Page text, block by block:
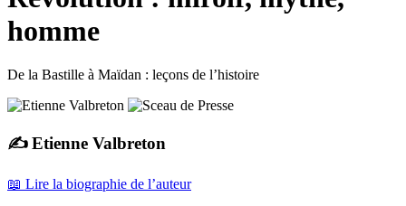
homme
De la Bastille à Maïdan : leçons de l’histoire
✍️ Etienne Valbreton
📖 Lire la biographie de l’auteur